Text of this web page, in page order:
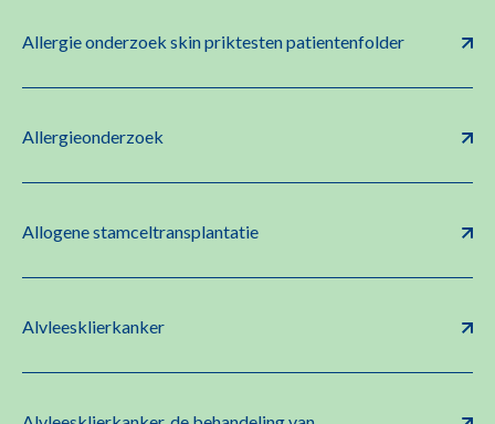
Allergie onderzoek skin priktesten patientenfolder
Allergieonderzoek
Allogene stamceltransplantatie
Alvleesklierkanker